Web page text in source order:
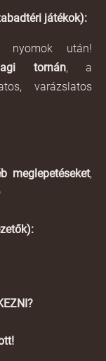
játékok):
után!
tornán, a
varázslatos
meglepetéseket,